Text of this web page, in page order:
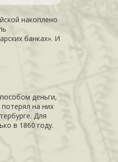
накоплено
банках». И
деньги,
на них
. Для
в 1860 году.